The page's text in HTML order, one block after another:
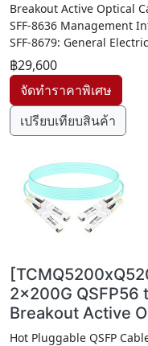
Breakout Active Optical
SFF-8636 Management
SFF-8679: General
฿29,600
เปรียบเทียบสินค้า
2x200G QSFP56
Breakout Active
Hot Pluggable QSFP